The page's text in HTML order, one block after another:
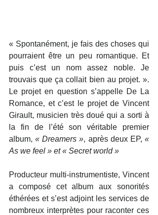
« Spontanément, je fais des choses qui
pourraient être un peu romantique. Et
puis c’est un nom assez noble. Je
trouvais que ça collait bien au projet. ».
Le projet en question s’appelle De La
Romance, et c’est le projet de Vincent
Girault, musicien très doué qui a sorti à
la fin de l’été son véritable premier
album, « Dreamers », après deux EP, «
As we feel » et « Secret world »
Producteur multi-instrumentiste, Vincent
a composé cet album aux sonorités
éthérées et s’est adjoint les services de
nombreux interprètes pour raconter ces